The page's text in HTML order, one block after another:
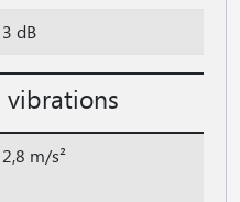
3 dB
vibrations
2,8 m/s²